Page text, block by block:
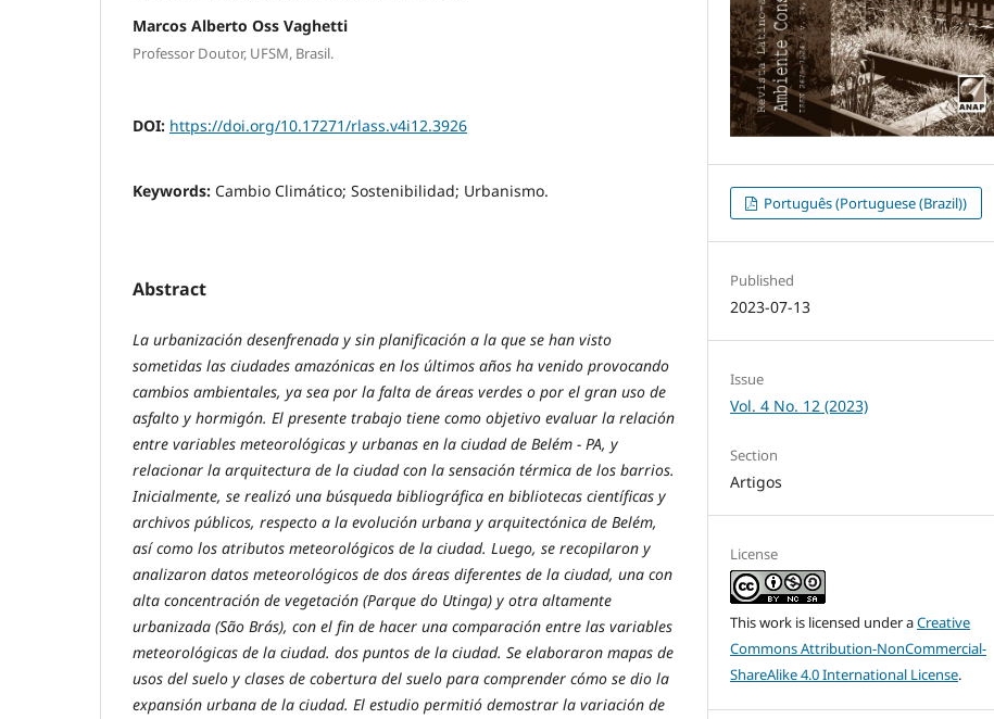
Marcos Alberto Oss Vaghetti
Professor Doutor, UFSM, Brasil.
DOI: https://doi.org/10.17271/rlass.v4i12.3926
Keywords: Cambio Climático; Sostenibilidad; Urbanismo.
Abstract
La urbanización desenfrenada y sin planificación a la que se han visto
sometidas las ciudades amazónicas en los últimos años ha venido provocando
cambios ambientales, ya sea por la falta de áreas verdes o por el gran uso de
asfalto y hormigón. El presente trabajo tiene como objetivo evaluar la relación
entre variables meteorológicas y urbanas en la ciudad de Belém - PA, y
relacionar la arquitectura de la ciudad con la sensación térmica de los barrios.
Inicialmente, se realizó una búsqueda bibliográfica en bibliotecas científicas y
archivos públicos, respecto a la evolución urbana y arquitectónica de Belém,
así como los atributos meteorológicos de la ciudad. Luego, se recopilaron y
analizaron datos meteorológicos de dos áreas diferentes de la ciudad, una con
alta concentración de vegetación (Parque do Utinga) y otra altamente
urbanizada (São Brás), con el fin de hacer una comparación entre las variables
meteorológicas de la ciudad. dos puntos de la ciudad. Se elaboraron mapas de
usos del suelo y clases de cobertura del suelo para comprender cómo se dio la
expansión urbana de la ciudad. El estudio permitió demostrar la variación de
Português (Portuguese (Brazil))
Published
2023-07-13
Issue
Vol. 4 No. 12 (2023)
Section
Artigos
License
This work is licensed under aCreative
Commons Attribution-NonCommercial-
ShareAlike 4.0 International License.